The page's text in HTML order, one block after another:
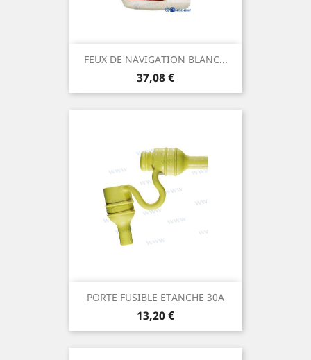
FEUX DE NAVIGATION BLANC...
Prix
37,08 €
PORTE FUSIBLE ETANCHE 30A
Prix
13,20 €